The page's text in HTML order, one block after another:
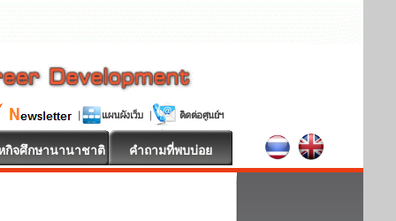
กิจศึกษานานาชาติ คำถามที่พบบ่อย